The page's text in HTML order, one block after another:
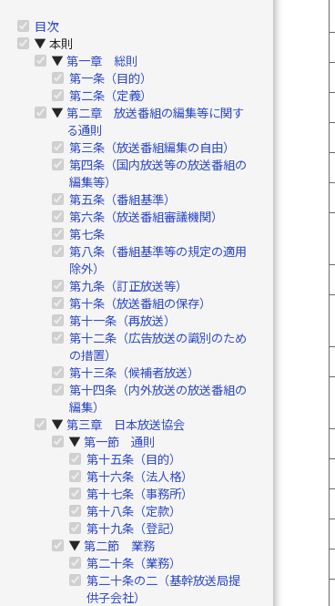
目次
▶ 本則
▶ 第一章 総則
第一条（目的）
第二条（定義）
▶ 第二章 放送番組の編集等に関す
る通則
第三条（放送番組編集の自由）
第四条（国内放送等の放送番組の
編集等）
第五条（番組基準）
第六条（放送番組審議機関）
第七条
第八条（番組基準等の規定の適用
除外）
第九条（訂正放送等）
第十条（放送番組の保存）
第十一条（再放送）
第十二条（広告放送の識別のため
の措置）
第十三条（候補者放送）
第十四条（内外放送の放送番組の
編集）
▶ 第三章 日本放送協会
▶ 第一節 通則
第十五条（目的）
第十六条（法人格）
第十七条（事務所）
第十八条（定款）
第十九条（登記）
▶ 第二節 業務
第二十条（業務）
第二十条の二（基幹放送局提
供子会社）